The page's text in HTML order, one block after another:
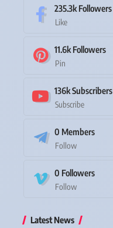
235.3k Followers
Like
11.6k Followers
Pin
136kSubscribers
Subscribe
0 Members
Follow
0 Followers
Follow
Latest News